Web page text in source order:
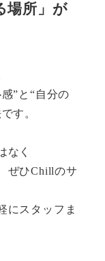
場所」が
”と“自分の
す。
なく
ぜひChillのサ
にスタッフま